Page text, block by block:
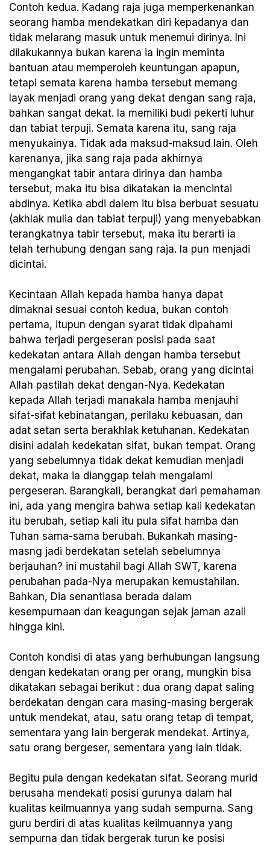
Contoh kedua. Kadang raja juga memperkenankan
seorang hamba mendekatkan diri kepadanya dan
tidak melarang masuk untuk menemui dirinya. Ini
dilakukannya bukan karena ia ingin meminta
bantuan atau memperoleh keuntungan apapun,
tetapi semata karena hamba tersebut memang
layak menjadi orang yang dekat dengan sang raja,
bahkan sangat dekat. Ia memiliki budi pekerti luhur
dan tabiat terpuji. Semata karena itu, sang raja
menyukainya. Tidak ada maksud-maksud lain. Oleh
karenanya, jika sang raja pada akhirnya
mengangkat tabir antara dirinya dan hamba
tersebut, maka itu bisa dikatakan ia mencintai
abdinya. Ketika abdi dalem itu bisa berbuat sesuatu
(akhlak mulia dan tabiat terpuji) yang menyebabkan
terangkatnya tabir tersebut, maka itu berarti ia
telah terhubung dengan sang raja. Ia pun menjadi
dicintai.
Kecintaan Allah kepada hamba hanya dapat
dimaknai sesuai contoh kedua, bukan contoh
pertama, itupun dengan syarat tidak dipahami
bahwa terjadi pergeseran posisi pada saat
kedekatan antara Allah dengan hamba tersebut
mengalami perubahan. Sebab, orang yang dicintai
Allah pastilah dekat dengan-Nya. Kedekatan
kepada Allah terjadi manakala hamba menjauhi
sifat-sifat kebinatangan, perilaku kebuasan, dan
adat setan serta berakhlak ketuhanan. Kedekatan
disini adalah kedekatan sifat, bukan tempat. Orang
yang sebelumnya tidak dekat kemudian menjadi
dekat, maka ia dianggap telah mengalami
pergeseran. Barangkali, berangkat dari pemahaman
ini, ada yang mengira bahwa setiap kali kedekatan
itu berubah, setiap kali itu pula sifat hamba dan
Tuhan sama-sama berubah. Bukankah masing-
masng jadi berdekatan setelah sebelumnya
berjauhan? ini mustahil bagi Allah SWT, karena
perubahan pada-Nya merupakan kemustahilan.
Bahkan, Dia senantiasa berada dalam
kesempurnaan dan keagungan sejak jaman azali
hingga kini.
Contoh kondisi di atas yang berhubungan langsung
dengan kedekatan orang per orang, mungkin bisa
dikatakan sebagai berikut : dua orang dapat saling
berdekatan dengan cara masing-masing bergerak
untuk mendekat, atau, satu orang tetap di tempat,
sementara yang lain bergerak mendekat. Artinya,
satu orang bergeser, sementara yang lain tidak.
Begitu pula dengan kedekatan sifat. Seorang murid
berusaha mendekati posisi gurunya dalam hal
kualitas keilmuannya yang sudah sempurna. Sang
guru berdiri di atas kualitas keilmuannya yang
sempurna dan tidak bergerak turun ke posisi